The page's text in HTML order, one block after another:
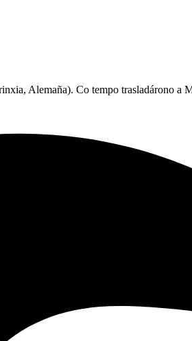
Alemaña). Co tempo trasladárono a